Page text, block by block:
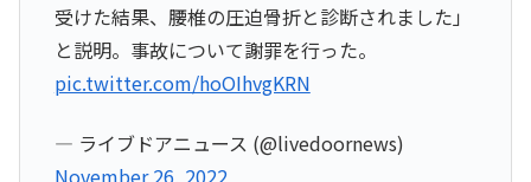
受けた結果、腰椎の圧迫骨折と診断されました」
と説明。事故について謝罪を行った。
pic.twitter.com/hoOIhvgKRN
— ライブドアニュース (@livedoornews)
November 26, 2022